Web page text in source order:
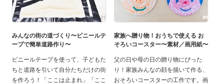
みんなの街の道づくり〜ビニールテ
ープで簡単道路作り〜
ビニールテープを使って、子どもた
ちと道路を引いて自分たちだけの街
を作ろう！「ここは止まれ」「ここ
家族へ贈り物！おうちで使える お
そろいコースター〜素材／画用紙〜
父の日や母の日の贈り物にぴった
り！家族みんなの顔を描いて作る、
おそろいコースターの工作です。画